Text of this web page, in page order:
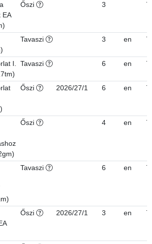
EA
Őszi 3 7
Tavaszi 3 en 7
I.
Tavaszi 6 en 7
Őszi 2026/27/1 6 en 7
Őszi 4 en 7
Tavaszi 6 en 7
Őszi 2026/27/1 3 en 7